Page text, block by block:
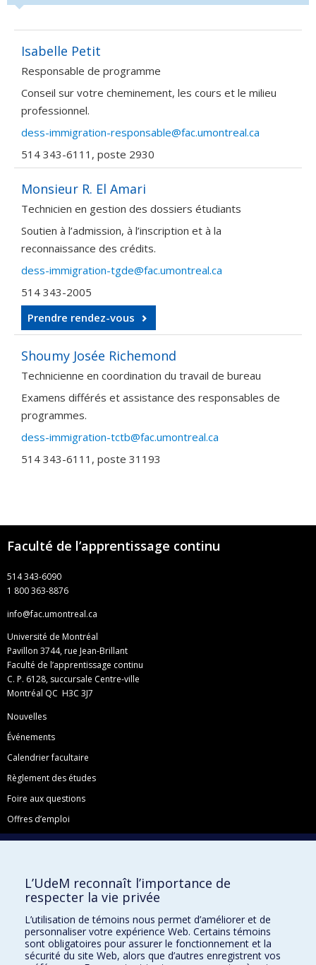
Isabelle Petit
Responsable de programme
Conseil sur votre cheminement, les cours et le milieu
professionnel.
dess-immigration-responsable@fac.umontreal.ca
514 343-6111, poste 2930
Monsieur R. El Amari
Technicien en gestion des dossiers étudiants
Soutien à l’admission, à l’inscription et à la
reconnaissance des crédits.
dess-immigration-tgde@fac.umontreal.ca
514 343-2005
Prendre rendez-vous
Shoumy Josée Richemond
Technicienne en coordination du travail de bureau
Examens différés et assistance des responsables de
programmes.
dess-immigration-tctb@fac.umontreal.ca
514 343-6111, poste 31193
Faculté de l’apprentissage continu
514 343-6090
1 800 363-8876
info@fac.umontreal.ca
Université de Montréal
Pavillon 3744, rue Jean-Brillant
Faculté de l’apprentissage continu
C. P. 6128, succursale Centre-ville
Montréal QC H3C 3J7
Nouvelles
Événements
Calendrier facultaire
Règlement des études
Foire aux questions
Offres d’emploi
Facebook
LinkedIn
YouTube
Toutes nos présences sociales
École de français
L’UdeM reconnaît l’importance de
respecter la vie privée
L’utilisation de témoins nous permet d’améliorer et de
personnaliser votre expérience Web. Certains témoins
sont obligatoires pour assurer le fonctionnement et la
sécurité du site Web, alors que d’autres enregistrent vos